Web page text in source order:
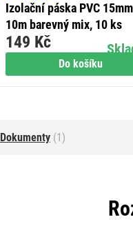
Do košíku
Izolační páska PVC
10m barevný mix, 10 ks
149 Kč
Dokumenty (1)